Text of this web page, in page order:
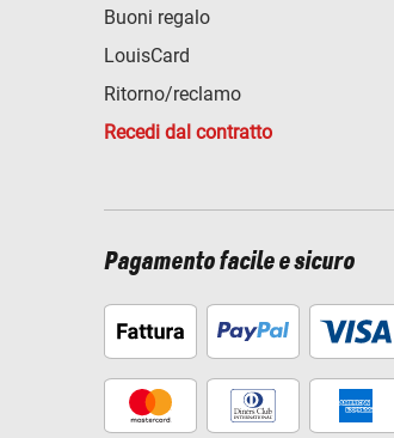
Buoni regalo
LouisCard
Ritorno/reclamo
Recedi dal contratto
Pagamento facile e sicuro